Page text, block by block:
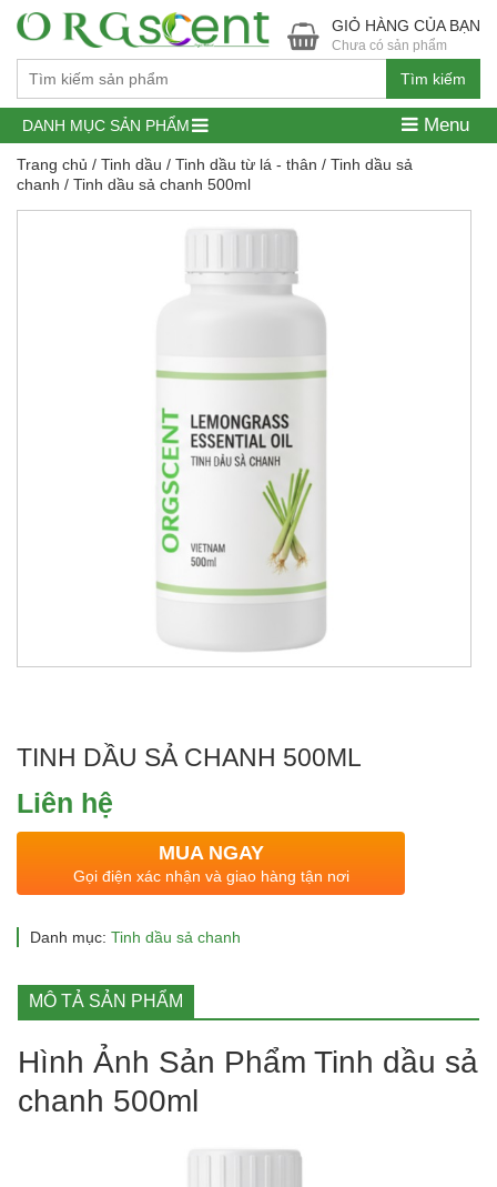
Tìm kiếm
GIỎ HÀNG CỦA BẠN
Chưa có sản phẩm
DANH MỤC SẢN PHẨM Menu
Trang chủ / Tinh dầu / Tinh dầu từ lá - thân / Tinh dầu sả
chanh / Tinh dầu sả chanh 500ml
TINH DẦU SẢ CHANH 500ML
Liên hệ
MUA NGAY
Gọi điện xác nhận và giao hàng tận nơi
Danh mục: Tinh dầu sả chanh
MÔ TẢ SẢN PHẨM
Hình Ảnh Sản Phẩm Tinh dầu sả
chanh 500ml